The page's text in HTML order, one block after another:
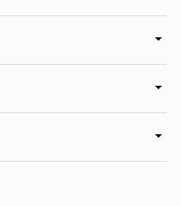
arrow_drop_down
arrow_drop_down
arrow_drop_down